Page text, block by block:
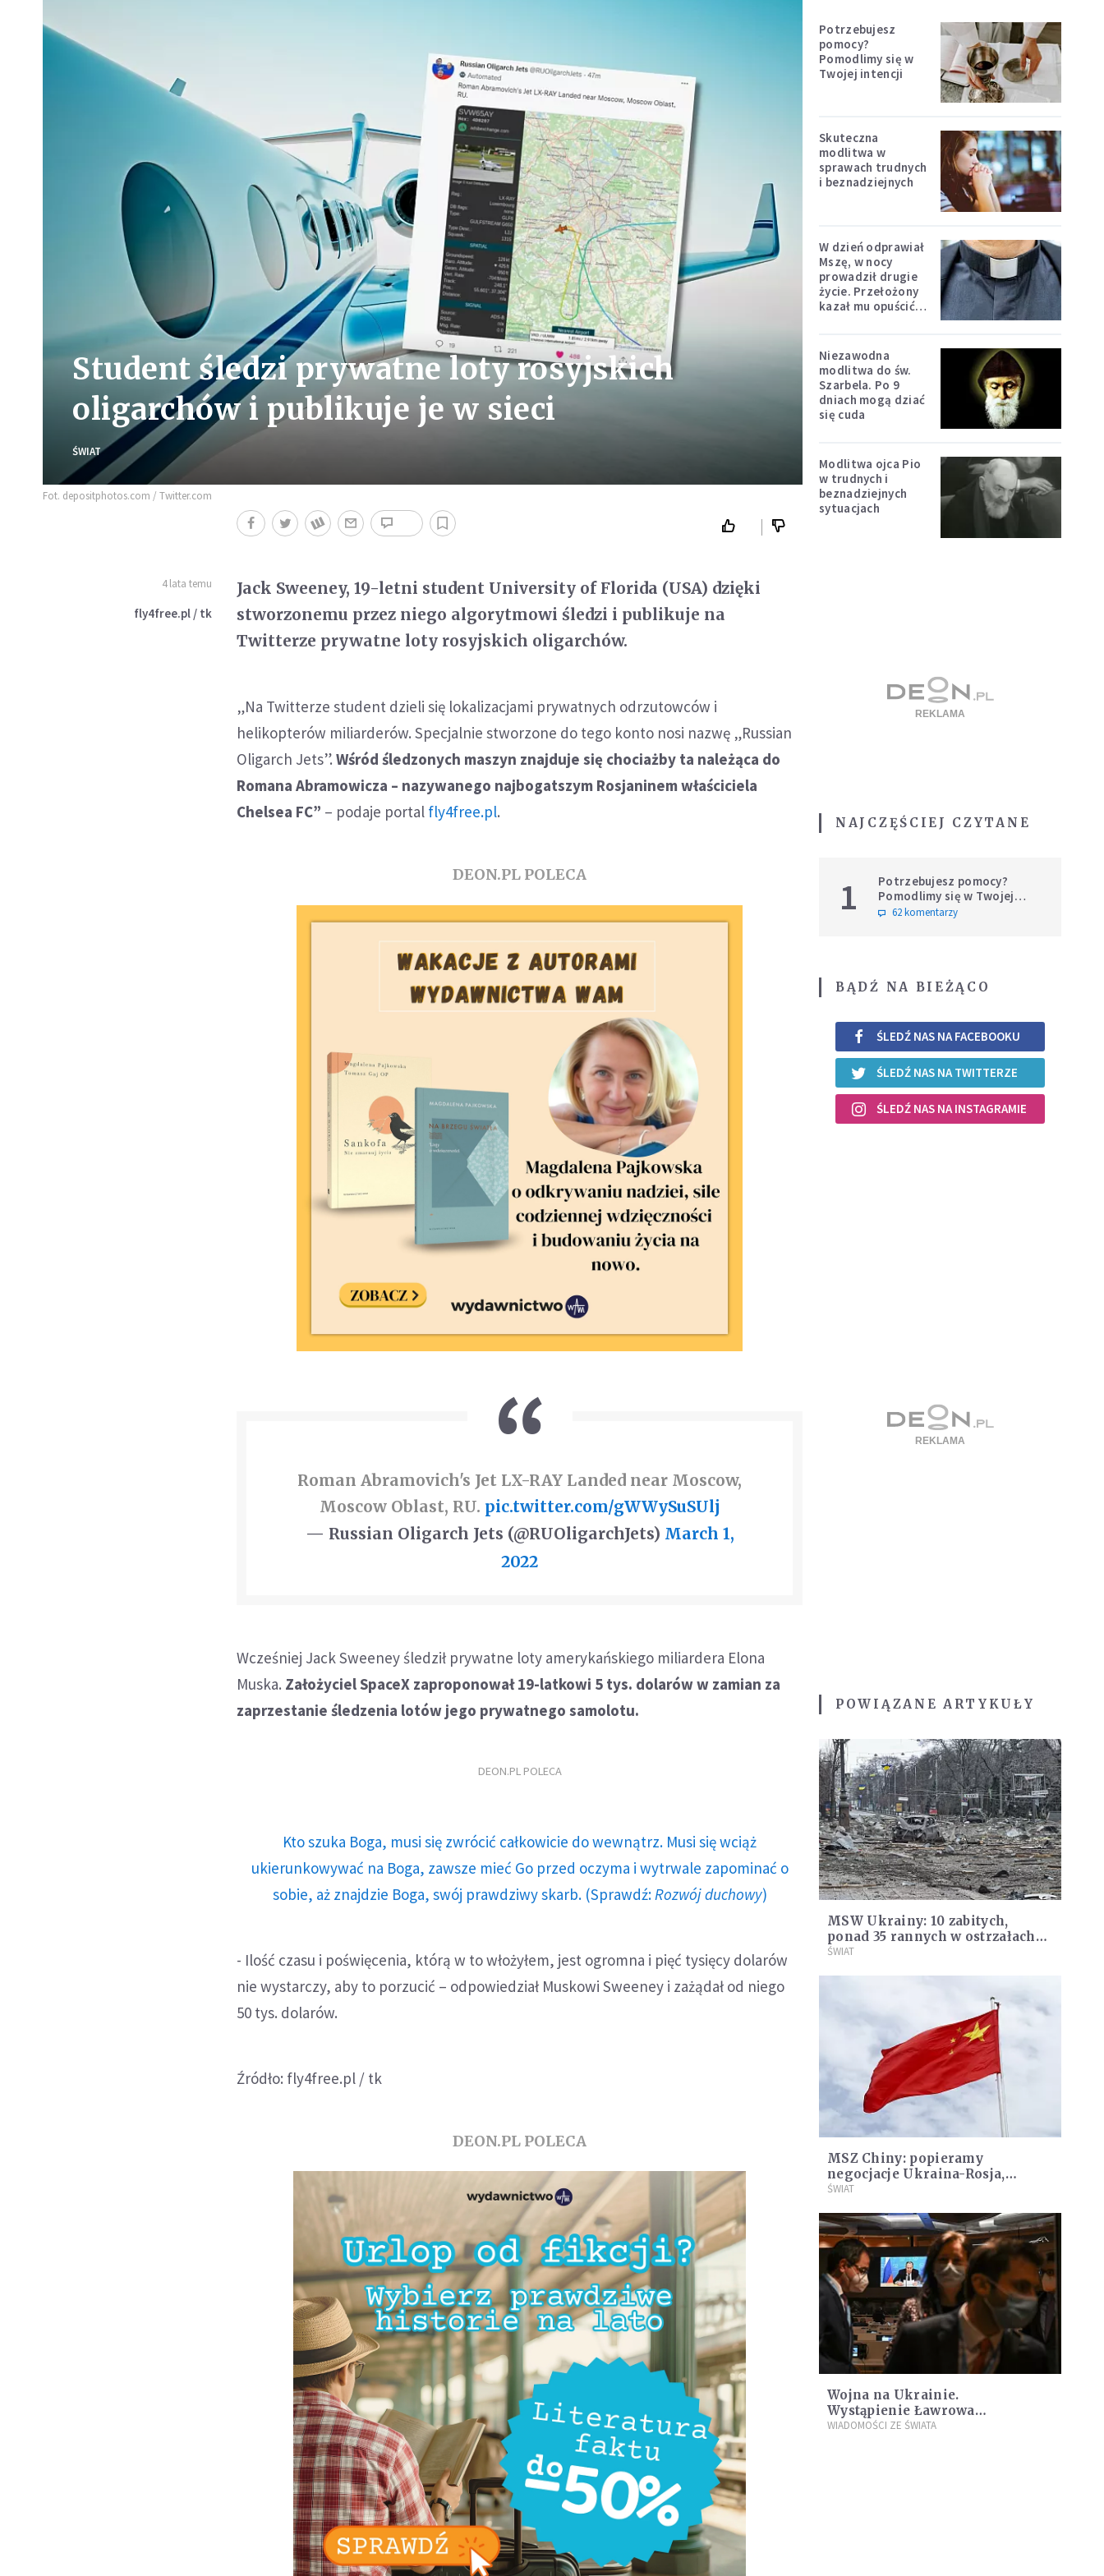
Student śledzi prywatne loty rosyjskich
oligarchów i publikuje je w sieci
ŚWIAT
Fot. depositphotos.com / Twitter.com
4 lata temu
fly4free.pl / tk
Jack Sweeney, 19-letni student University of Florida (USA) dzięki
stworzonemu przez niego algorytmowi śledzi i publikuje na
Twitterze prywatne loty rosyjskich oligarchów.
„Na Twitterze student dzieli się lokalizacjami prywatnych odrzutowców i
helikopterów miliarderów. Specjalnie stworzone do tego konto nosi nazwę „Russian
Oligarch Jets”.Wśród śledzonych maszyn znajduje się chociażby ta należąca do
Romana Abramowicza – nazywanego najbogatszym Rosjaninem właściciela
Chelsea FC” – podaje portal fly4free.pl.
DEON.PL POLECA
Roman Abramovich's Jet LX-RAY Landed near Moscow,
Moscow Oblast, RU. pic.twitter.com/gWWySuSUlj
— Russian Oligarch Jets (@RUOligarchJets) March 1,
2022
Wcześniej Jack Sweeney śledził prywatne loty amerykańskiego miliardera Elona
Muska. Założyciel SpaceX zaproponował 19-latkowi 5 tys. dolarów w zamian za
zaprzestanie śledzenia lotów jego prywatnego samolotu.
DEON.PL POLECA
Kto szuka Boga, musi się zwrócić całkowicie do wewnątrz. Musi się wciąż
ukierunkowywać na Boga, zawsze mieć Go przed oczyma i wytrwale zapominać o
sobie, aż znajdzie Boga, swój prawdziwy skarb. (Sprawdź: Rozwój duchowy)
- Ilość czasu i poświęcenia, którą w to włożyłem, jest ogromna i pięć tysięcy dolarów
nie wystarczy, aby to porzucić – odpowiedział Muskowi Sweeney i zażądał od niego
50 tys. dolarów.
Źródło: fly4free.pl / tk
DEON.PL POLECA
Potrzebujesz
pomocy?
Pomodlimy się w
Twojej intencji
Skuteczna
modlitwa w
sprawach trudnych
i beznadziejnych
W dzień odprawiał
Mszę, w nocy
prowadził drugie
życie. Przełożony
kazał mu opuścić
Niezawodna
modlitwa do św.
Szarbela. Po 9
dniach mogą dziać
się cuda
Modlitwa ojca Pio
w trudnych i
beznadziejnych
sytuacjach
NAJCZĘŚCIEJ CZYTANE
1
Potrzebujesz pomocy?
Pomodlimy się w Twojej
intencji
62 komentarzy
BĄDŹ NA BIEŻĄCO
ŚLEDŹ NAS NA FACEBOOKU
ŚLEDŹ NAS NA TWITTERZE
ŚLEDŹ NAS NA INSTAGRAMIE
POWIĄZANE ARTYKUŁY
MSW Ukrainy: 10 zabitych,
ponad 35 rannych w ostrzałach
Charkowa
ŚWIAT
MSZ Chiny: popieramy
negocjacje Ukraina-Rosja,
liczymy, że będą kontynuowane
ŚWIAT
Wojna na Ukrainie.
Wystąpienie Ławrowa
zbojkotowane na forum ONZ
WIADOMOŚCI ZE ŚWIATA